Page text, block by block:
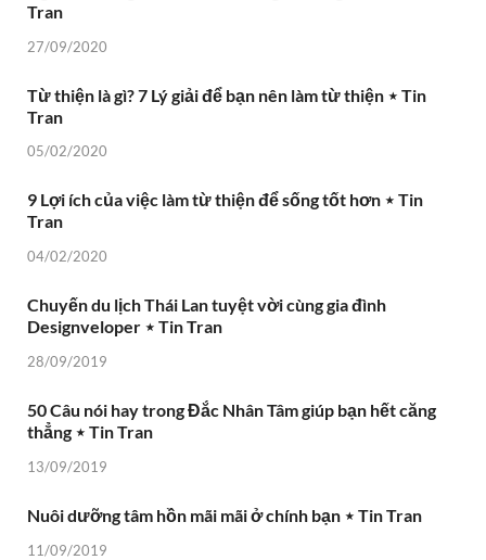
Tran
27/09/2020
Từ thiện là gì? 7 Lý giải để bạn nên làm từ thiện ⋆ Tin
Tran
05/02/2020
9 Lợi ích của việc làm từ thiện để sống tốt hơn ⋆ Tin
Tran
04/02/2020
Chuyến du lịch Thái Lan tuyệt vời cùng gia đình
Designveloper ⋆ Tin Tran
28/09/2019
50 Câu nói hay trong Đắc Nhân Tâm giúp bạn hết căng
thẳng ⋆ Tin Tran
13/09/2019
Nuôi dưỡng tâm hồn mãi mãi ở chính bạn ⋆ Tin Tran
11/09/2019